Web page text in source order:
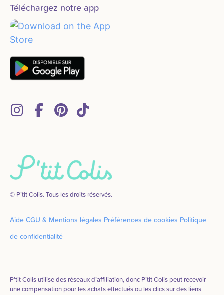
Téléchargez notre app
© P’tit Colis. Tous les droits réservés.
Aide CGU & Mentions légales Préférences de cookies Politique
de confidentialité
P’tit Colis utilise des réseaux d’affiliation, donc P’tit Colis peut recevoir
une compensation pour les achats effectués ou les clics sur des liens